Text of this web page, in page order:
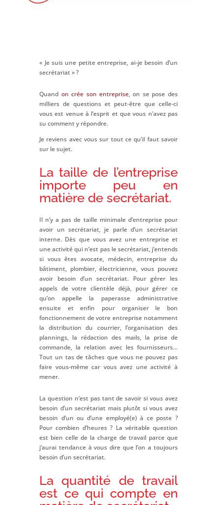
« Je suis une petite entreprise, ai-je besoin d’un
secrétariat » ?
Quand on crée son entreprise, on se pose des
milliers de questions et peut-être que celle-ci
vous est venue à l’esprit et que vous n’avez pas
su comment y répondre.
Je reviens avec vous sur tout ce qu’il faut savoir
sur le sujet.
La taille de l’entreprise
importe peu en
matière de secrétariat.
Il n’y a pas de taille minimale d’entreprise pour
avoir un secrétariat, je parle d’un secrétariat
interne. Dès que vous avez une entreprise et
une activité qui n’est pas le secrétariat, j’entends
si vous êtes avocate, médecin, entreprise du
bâtiment, plombier, électricienne, vous pouvez
avoir besoin d’un secrétariat. Pour gérer les
appels de votre clientèle déjà, pour gérer ce
qu’on appelle la paperasse administrative
ensuite et enfin pour organiser le bon
fonctionnement de votre entreprise notamment
la distribution du courrier, l’organisation des
plannings, la rédaction des mails, la prise de
commande, la relation avec les fournisseurs…
Tout un tas de tâches que vous ne pouvez pas
faire vous-même car vous avez une activité à
mener.
La question n’est pas tant de savoir si vous avez
besoin d’un secrétariat mais plutôt si vous avez
besoin d’un ou d’une employé(e) à ce poste ?
Pour combien d’heures ? La véritable question
est bien celle de la charge de travail parce que
j’aurai tendance à vous dire que l’on a toujours
besoin d’un secrétariat.
La quantité de travail
est ce qui compte en